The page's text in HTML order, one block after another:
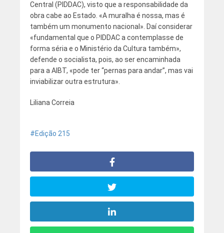
Central (PIDDAC), visto que a responsabilidade da
obra cabe ao Estado. «A muralha é nossa, mas é
também um monumento nacional». Daí considerar
«fundamental que o PIDDAC a contemplasse de
forma séria e o Ministério da Cultura também»,
defende o socialista, pois, ao ser encaminhada
para a AIBT, «pode ter “pernas para andar”, mas vai
inviabilizar outra estrutura».
Liliana Correia
Edição 215